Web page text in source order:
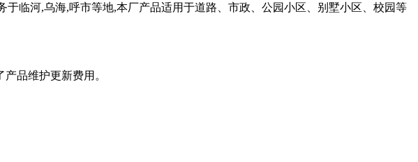
临河,乌海,呼市等地,本厂产品适用于道路、市政、公园小区、别墅小区、校园等
品维护更新费用。